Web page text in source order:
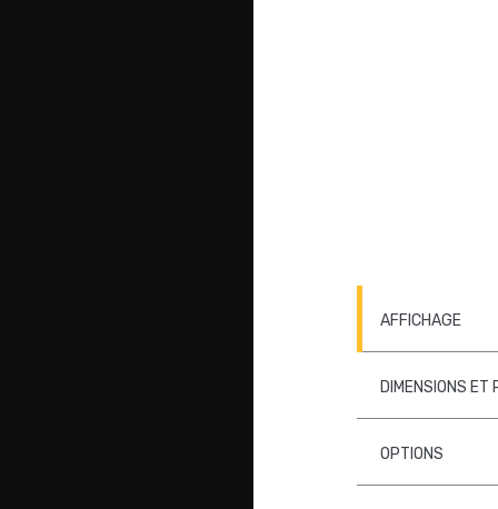
AFFICHAGE
DIMENSIONS ET
OPTIONS